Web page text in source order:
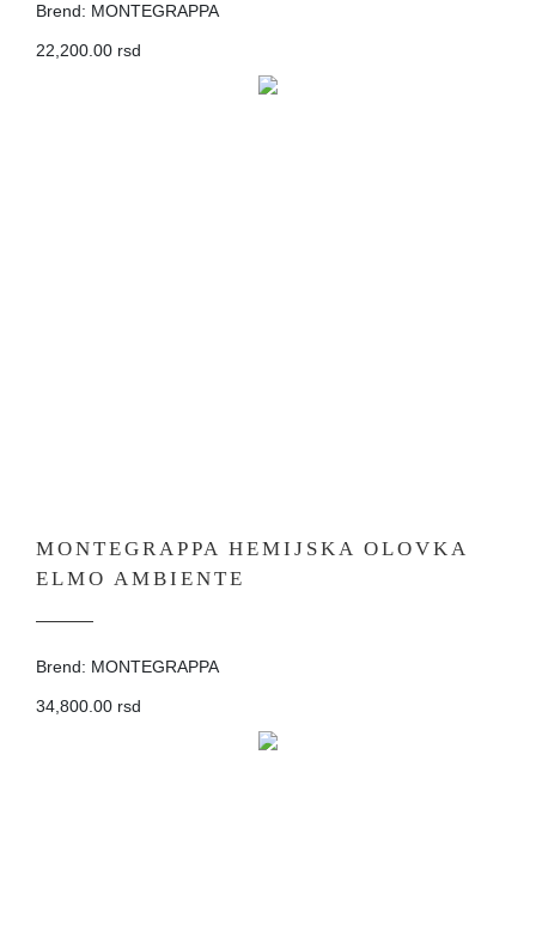
Brend: MONTEGRAPPA
22,200.00 rsd
MONTEGRAPPA HEMIJSKA OLOVKA
ELMO AMBIENTE
Brend: MONTEGRAPPA
34,800.00 rsd